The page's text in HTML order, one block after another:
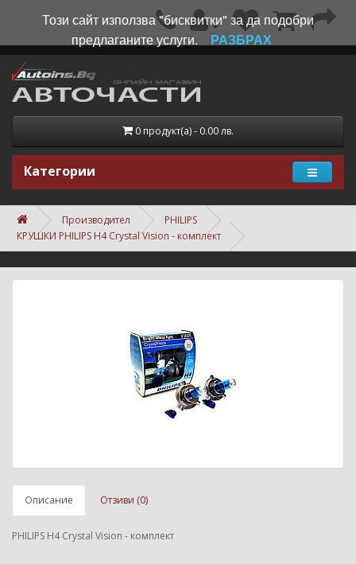
0 продукт(а) - 0.00 лв.
Категории
Производител
PHILIPS
КРУШКИ PHILIPS H4 Crystal Vision - комплект
Описание Отзиви (0)
PHILIPS H4 Crystal Vision - комплект
Този сайт използва "бисквитки" за да подобри
предлаганите услуги.
РАЗБРАХ